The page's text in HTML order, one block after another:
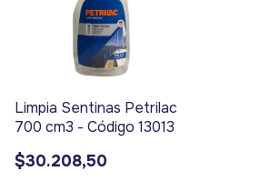
Limpia Sentinas Petrilac
700 cm3 - Código 13013
$30.208,50